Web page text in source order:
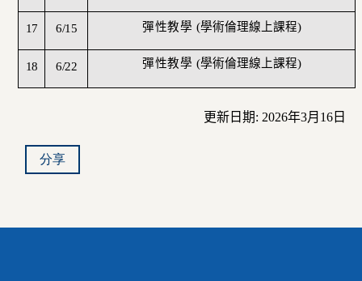
17 6/15 彈性教學 (學術倫理線上課程)
18 6/22 彈性教學 (學術倫理線上課程)
更新日期: 2026年3月 16日
分享